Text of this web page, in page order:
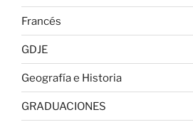
Francés
GDJE
Geografía e Historia
GRADUACIONES